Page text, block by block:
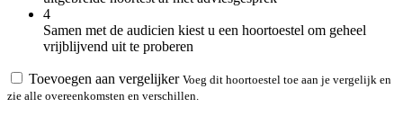
4
Samen met de audicien kiest u een hoortoestel om geheel
vrijblijvend uit te proberen
Toevoegen aan vergelijker Voeg dit hoortoestel toe aan je vergelijk en
zie alle overeenkomsten en verschillen.